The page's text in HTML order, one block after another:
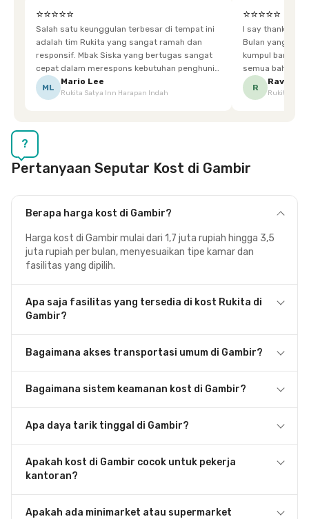
⭐⭐⭐⭐⭐
Salah satu keunggulan terbesar di tempat ini
adalah tim Rukita yang sangat ramah dan
responsif. Mbak Siska yang bertugas sangat
cepat dalam merespons kebutuhan penghuni.
Ketika saya meminta keset karena sempat
terpeleset, permintaan tersebut langsung
ML
Mario Lee
Rukita Satya Inn Harapan Indah
⭐⭐⭐⭐⭐
I say thankyou
Bulan yang super happy! banyak
kumpul bareng
semua bahagia
mgkn saran dari air aja & kebersihan lebih di
R
Ravena
Rukita
?
Pertanyaan Seputar Kost di Gambir
Berapa harga kost di Gambir?
Harga kost di Gambir mulai dari 1,7 juta rupiah hingga 3,5
juta rupiah per bulan, menyesuaikan tipe kamar dan
fasilitas yang dipilih.
Apa saja fasilitas yang tersedia di kost Rukita di
Gambir?
Bagaimana akses transportasi umum di Gambir?
Bagaimana sistem keamanan kost di Gambir?
Apa daya tarik tinggal di Gambir?
Apakah kost di Gambir cocok untuk pekerja
kantoran?
Apakah ada minimarket atau supermarket